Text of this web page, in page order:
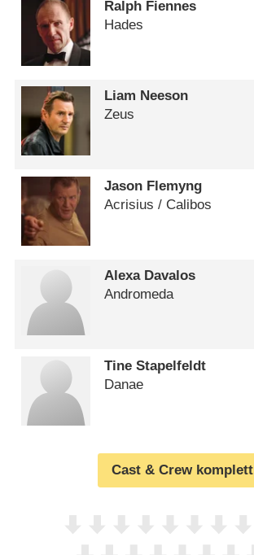
Ralph Fiennes
Hades
Liam Neeson
Zeus
Jason Flemyng
Acrisius /​ Calibos
Alexa Davalos
Andromeda
Tine Stapelfeldt
Danae
Cast & Crew komplett